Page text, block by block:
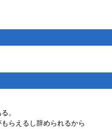
。
らえるし辞められるから